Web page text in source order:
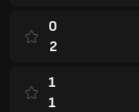
0
2
1
1